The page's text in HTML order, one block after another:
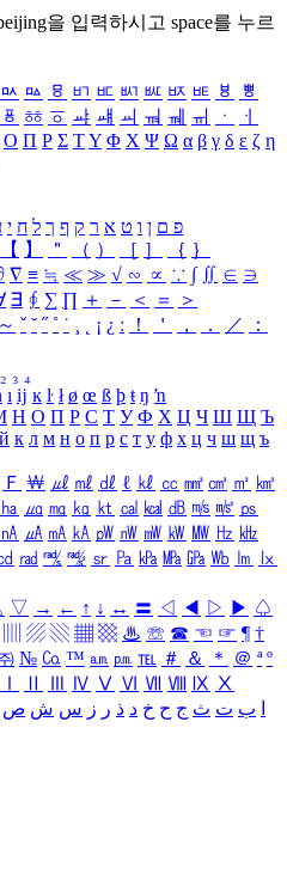
을 입력하시고 space를 누르
ㅯ ㅰ ㅱ ㅲ ㅳ ㅴ ㅵ ㅶ ㅷ ㅸ
ㅹ
ㆄ ㆅ ㆆ ㆇ ㆈ ㆉ ㆊ ㆋ ㆌ ㆍ
ㆎ
Ο Π Ρ Σ ΤΥ Φ Χ Ψ Ω α β γ δ ε ζ η
פ ם ן ו ט א ר ק ף ך ל ח י
【 】 ＂ （ ） ［ ］ ｛ ｝
∇ ≡ ≒ ≪ ≫ √ ∽ ∝ ∵ ∫ ∬ ∈ ∋
∃ ∮ ∑ ∏ ＋ － ＜ ＝
＞
～ ˇ ˘ ˝ ˚ ˙ ¸ ¡ ¿ ː ！ ＇ ， ． ／
：
₂ ₃ ₄
ı ĳ ĸ ŀ ł ø œ ß þ ŧ ŋ ŉ
Н О П Р С Т У Ф Х Ц Ч Ш Щ Ъ
й к л м н о п р с т у ф х ц ч ш щ ъ
Ｆ ￦ ㎕ ㎖ ㎗ ℓ ㎘ ㏄ ㎣ ㎤ ㎥ ㎦
㏊ ㎍ ㎎ ㎏ ㏏ ㎈ ㎉ ㏈ ㎧ ㎨ ㎰
㎁ ㎂ ㎃ ㎄ ㎺ ㎻ ㎽ ㎾ ㎿ ㎐ ㎑
㎭ ㎮ ㎯ ㏛ ㎩ ㎪ ㎫ ㎬ ㏝ ㏐
㏓
▽ → ← ↑ ↓ ↔ 〓 ◁ ◀ ▷ ▶ ♤
▨ ▧ ▦ ▩ ♨ ☏ ☎ ☜ ☞ ¶ †
№ ㏇ ™ ㏂ ㏘ ℡ ＃ ＆ ＊ ＠ ª º
Ⅳ Ⅴ Ⅵ Ⅶ Ⅷ Ⅸ Ⅹ
ب ت ث ج ح خ د ذ ر ز س ش ص